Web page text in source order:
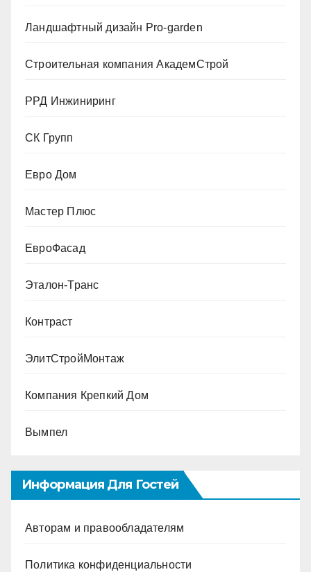
Ландшафтный дизайн Pro-garden
Строительная компания АкадемСтрой
РРД Инжиниринг
СК Групп
Евро Дом
Мастер Плюс
ЕвроФасад
Эталон-Транс
Контраст
ЭлитСтройМонтаж
Компания Крепкий Дом
Вымпел
Информация Для Гостей
Авторам и правообладателям
Политика конфиденциальности